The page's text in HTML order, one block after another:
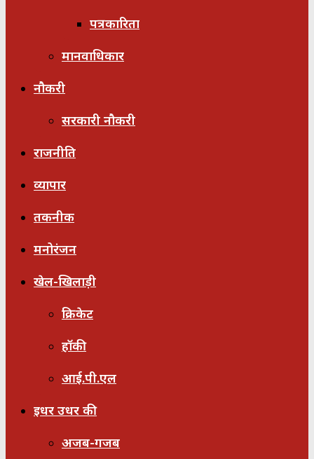
पत्रकारिता
मानवाधिकार
नौकरी
सरकारी नौकरी
राजनीति
व्यापार
तकनीक
मनोरंजन
खेल-खिलाड़ी
क्रिकेट
हॉकी
आई.पी.एल
इधर उधर की
अजब-गजब